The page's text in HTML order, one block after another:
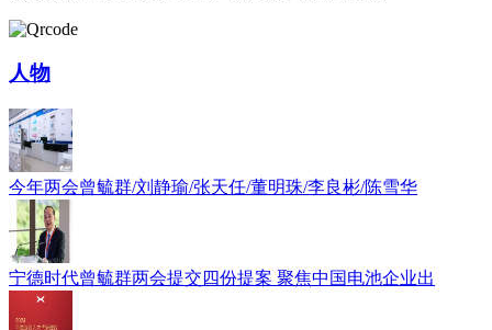
人物
今年两会曾毓群/刘静瑜/张天任/董明珠/李良彬/陈雪华
宁德时代曾毓群两会提交四份提案 聚焦中国电池企业出